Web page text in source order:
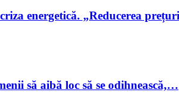
energetică. „Reducerea
să aibă loc să se odihnească,…